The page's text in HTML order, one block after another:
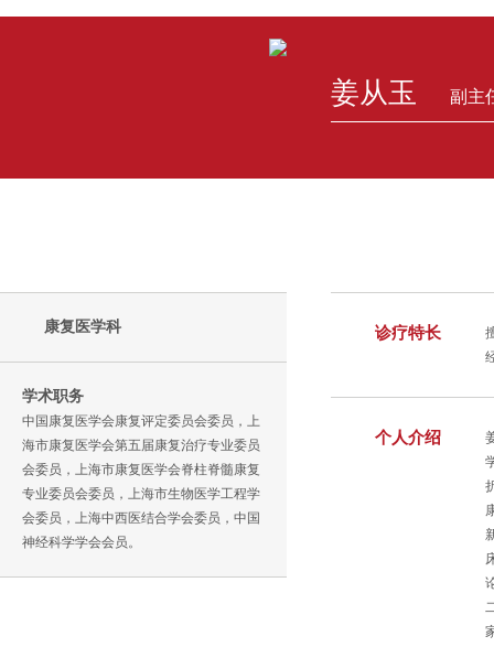
康复医学科
学术职务
中国康复医学会康复评定委员会委员，上
海市康复医学会第五届康复治疗专业委员
会委员，上海市康复医学会脊柱脊髓康复
专业委员会委员，上海市生物医学工程学
会委员，上海中西医结合学会委员，中国
神经科学学会会员。
姜从玉 副主
诊疗特长
个人介绍